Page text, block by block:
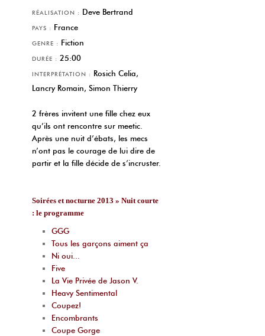
RÉALISATION : Deve Bertrand
PAYS : France
GENRE : Fiction
DURÉE : 25:00
INTERPRÉTATION : Rosich Celia,
Lancry Romain, Simon Thierry
2 frères invitent une fille chez eux
qu’ils ont rencontre sur meetic.
Après une nuit d’ébats, les mecs
n’ont pas le courage de lui dire de
partir et la fille décide de s’incruster.
Soirées et nocturne 2013 » Nuit courte
: le programme
GGG
Tous les garçons aiment ça
Ni oui...
Five
La Vie Privée de Jason V.
Heavy Sentimental
Coupez!
Encombrants
Coupe Gorge